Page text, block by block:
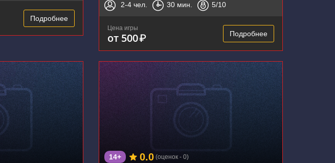
Подробнее
2-4 чел. 30 мин. 5/10
Цена игры
от 500₽ Подробнее
14+ 0.0 (оценок - 0)